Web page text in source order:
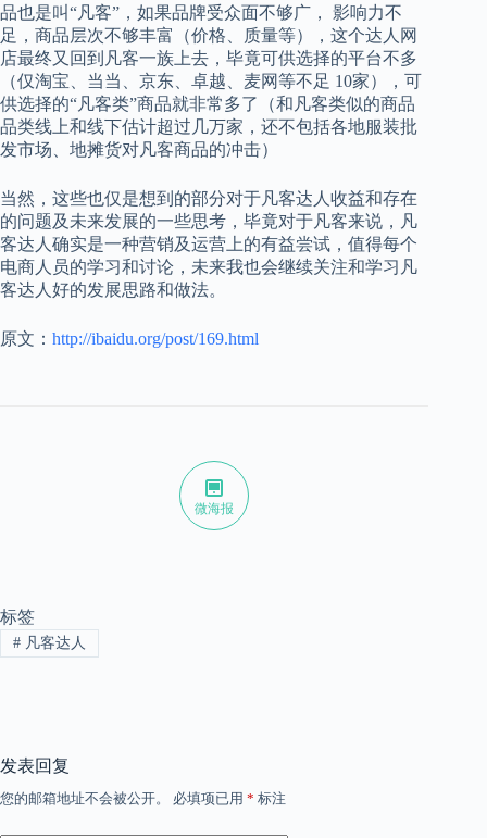
品也是叫“凡客”，如果品牌受众面不够广， 影响力不
足，商品层次不够丰富（价格、质量等），这个达人网
店最终又回到凡客一族上去，毕竟可供选择的平台不多
（仅淘宝、当当、京东、卓越、麦网等不足 10家），可
供选择的“凡客类”商品就非常多了（和凡客类似的商品
品类线上和线下估计超过几万家，还不包括各地服装批
发市场、地摊货对凡客商品的冲击）
当然，这些也仅是想到的部分对于凡客达人收益和存在
的问题及未来发展的一些思考，毕竟对于凡客来说，凡
客达人确实是一种营销及运营上的有益尝试，值得每个
电商人员的学习和讨论，未来我也会继续关注和学习凡
客达人好的发展思路和做法。
原文： http://ibaidu.org/post/169.html
微海报
标签
#凡客达人
发表回复
您的邮箱地址不会被公开。 必填项已用 * 标注